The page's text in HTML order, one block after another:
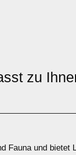
zu
Fauna und bietet